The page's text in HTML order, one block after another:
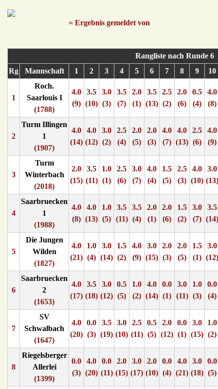
= Ergebnis gemeldet von
Rangliste nach Runde 6
Rg
Mannschaft 1 2 3 4 5 6 7 8 9 10
1
Roch.
Saarlouis I
(1788)
4.0
(9)
3.5
(10)
3.0
(3)
3.5
(7)
2.0
(1)
3.5
(13)
2.5
(2)
2.0
(6)
0.5
(4)
4.0
(8)
2
Turm Illingen
1
(1907)
4.0
(14)
4.0
(12)
3.0
(2)
2.5
(4)
2.0
(5)
2.0
(3)
4.0
(7)
4.0
(13)
2.5
(6)
4.0
(9)
3
Turm
Winterbach
(2018)
2.0
(15)
3.5
(11)
1.0
(1)
2.5
(6)
3.0
(7)
4.0
(4)
1.5
(5)
2.5
(3)
4.0
(10)
3.0
(13)
4
Saarbruecken
1
(1988)
4.0
(8)
4.0
(13)
1.0
(5)
3.5
(11)
3.5
(4)
2.0
(1)
2.0
(6)
1.5
(2)
3.0
(7)
3.5
(14)
5
Die Jungen
Wilden
(1827)
4.0
(21)
1.0
(4)
3.0
(14)
1.5
(2)
4.0
(9)
3.0
(15)
2.0
(3)
2.0
(5)
1.5
(1)
3.0
(12)
6
Saarbruecken
2
(1653)
4.0
(17)
3.5
(18)
3.0
(12)
0.5
(5)
1.0
(2)
4.0
(14)
0.0
(1)
3.0
(11)
1.0
(3)
0.0
(4)
7
SV
Schwalbach
(1647)
4.0
(20)
0.0
(3)
3.5
(19)
3.0
(10)
2.5
(11)
0.5
(5)
2.0
(12)
0.0
(1)
3.0
(15)
1.0
(2)
8
Riegelsberger
Allerlei
(1399)
0.0
(3)
4.0
(20)
0.0
(11)
2.0
(15)
3.0
(17)
2.0
(10)
0.0
(4)
4.0
(21)
3.0
(18)
0.0
(5)